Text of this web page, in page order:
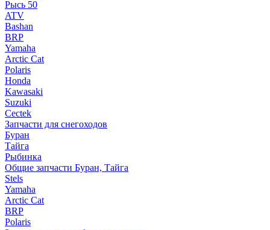
Рысь 50
ATV
Bashan
BRP
Yamaha
Arctic Cat
Polaris
Honda
Kawasaki
Suzuki
Cectek
Запчасти для снегоходов
Буран
Тайга
Рыбинка
Общие запчасти Буран, Тайга
Stels
Yamaha
Arctic Cat
BRP
Polaris